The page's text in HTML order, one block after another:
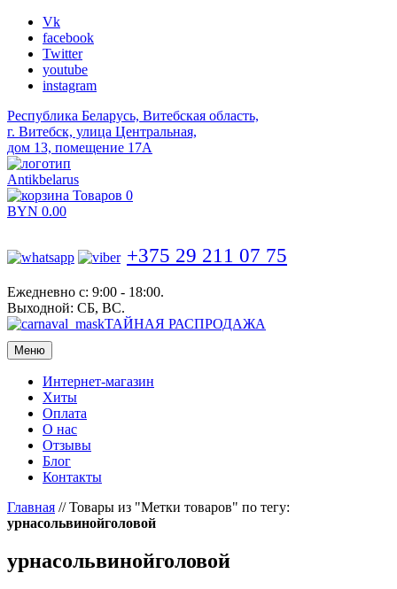
Vk
facebook
Twitter
youtube
instagram
Республика Беларусь, Витебская область,
г. Витебск, улица Центральная,
дом 13, помещение 17А
Antikbelarus
Товаров 0
BYN 0.00
+375 29 211 07 75
Ежедневно с: 9:00 - 18:00.
Выходной: СБ, ВС.
ТАЙНАЯ РАСПРОДАЖА
Меню
Интернет-магазин
Хиты
Оплата
О нас
Отзывы
Блог
Контакты
Главная //Товары из "Метки товаров" по тегу:
урнасольвинойголовой
урнасольвинойголовой